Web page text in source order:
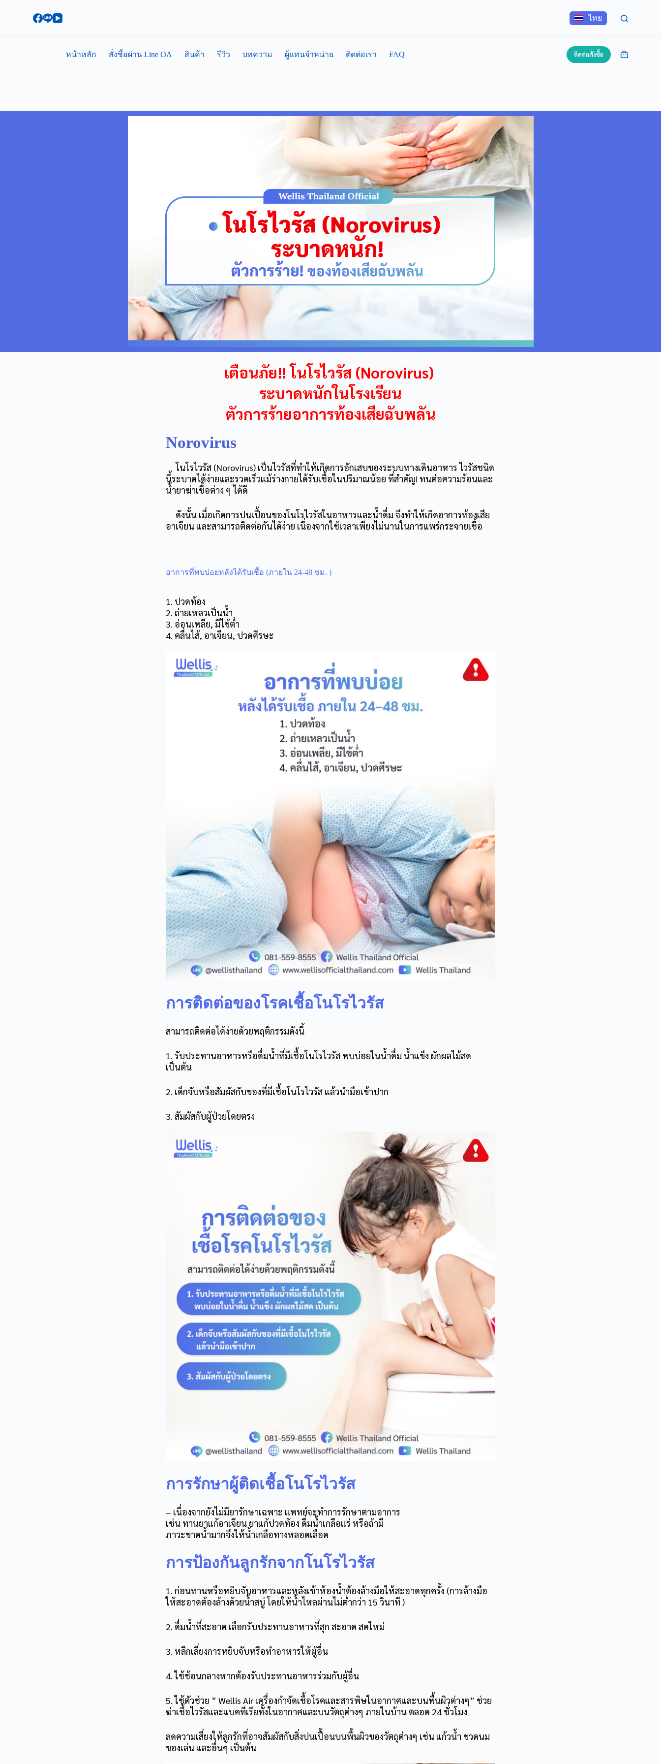
ไทย
หน้าหลัก สั่งซื้อผ่าน Line OA สินค้า รีวิว บทความ ผู้แทนจำหน่าย ติดต่อเรา FAQ ติดต่อสั่งซื้อ
เตือนภัย‼ โนโรไวรัส (Norovirus)
ระบาดหนักในโรงเรียน
ตัวการร้ายอาการท้องเสียฉับพลัน
Norovirus
โนโรไวรัส (Norovirus) เป็นไวรัสที่ทำให้เกิดการอักเสบของระบบทางเดินอาหาร ไวรัสชนิด
นี้ระบาดได้ง่ายและรวดเร็วแม้ร่างกายได้รับเชื้อในปริมาณน้อย ที่สำคัญ! ทนต่อความร้อนและ
น้ำยาฆ่าเชื้อต่าง ๆ ได้ดี
ดังนั้น เมื่อเกิดการปนเปื้อนของโนโรไวรัสในอาหารและน้ำดื่ม จึงทำให้เกิดอาการท้องเสีย
อาเจียน และสามารถติดต่อกันได้ง่าย เนื่องจากใช้เวลาเพียงไม่นานในการแพร่กระจายเชื้อ
อาการที่พบบ่อยหลังได้รับเชื้อ (ภายใน 24-48 ชม. )
1. ปวดท้อง
2. ถ่ายเหลวเป็นน้ำ
3. อ่อนเพลีย, มีไข้ต่ำ
4. คลื่นไส้, อาเจียน, ปวดศีรษะ
การติดต่อของโรคเชื้อโนโรไวรัส
สามารถติดต่อได้ง่ายด้วยพฤติกรรมดังนี้
1. รับประทานอาหารหรือดื่มน้ำที่มีเชื้อโนโรไวรัส พบบ่อยในน้ำดื่ม น้ำแข็ง ผักผลไม้สด
เป็นต้น
2. เด็กจับหรือสัมผัสกับของที่มีเชื้อโนโรไวรัส แล้วนำมือเข้าปาก
3. สัมผัสกับผู้ป่วยโดยตรง
การรักษาผู้ติดเชื้อโนโรไวรัส
– เนื่องจากยังไม่มียารักษาเฉพาะ แพทย์จะทำการรักษาตามอาการ
เช่น ทานยาแก้อาเจียน ยาแก้ปวดท้อง ดื่มน้ำเกลือแร่ หรือถ้ามี
ภาวะขาดน้ำมากจึงให้น้ำเกลือทางหลอดเลือด
การป้องกันลูกรักจากโนโรไวรัส
1. ก่อนทานหรือหยิบจับอาหารและหลังเข้าห้องน้ำต้องล้างมือให้สะอาดทุกครั้ง (การล้างมือ
ให้สะอาดต้องล้างด้วยน้ำสบู่ โดยให้น้ำไหลผ่านไม่ต่ำกว่า 15 วินาที )
2. ดื่มน้ำที่สะอาด เลือกรับประทานอาหารที่สุก สะอาด สดใหม่
3. หลีกเลี่ยงการหยิบจับหรือทำอาหารให้ผู้อื่น
4. ใช้ช้อนกลางหากต้องรับประทานอาหารร่วมกับผู้อื่น
5. ใช้ตัวช่วย ” Wellis Air เครื่องกำจัดเชื้อโรคและสารพิษในอากาศและบนพื้นผิวต่างๆ” ช่วย
ฆ่าเชื้อไวรัสและแบคทีเรียทั้งในอากาศและบนวัตถุต่างๆ ภายในบ้าน ตลอด 24 ชั่วโมง
ลดความเสี่ยงให้ลูกรักที่อาจสัมผัสกับสิ่งปนเปื้อนบนพื้นผิวของวัตถุต่างๆ เช่น แก้วน้ำ ขวดนม
ของเล่น และอื่นๆ เป็นต้น